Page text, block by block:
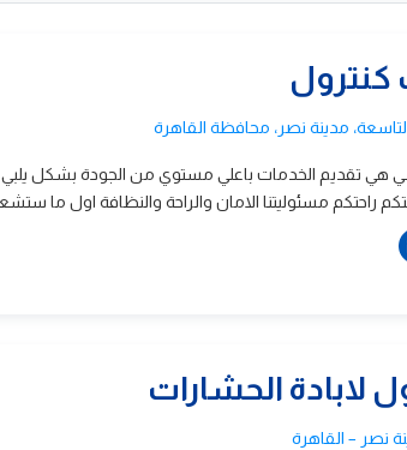
هي تقديم الخدمات باعلي مستوي من الجودة بشكل يلبي
راحتكم مسئوليتنا الامان والراحة والنظافة اول ما
لابادة الحشارات
نصر – القاهرة